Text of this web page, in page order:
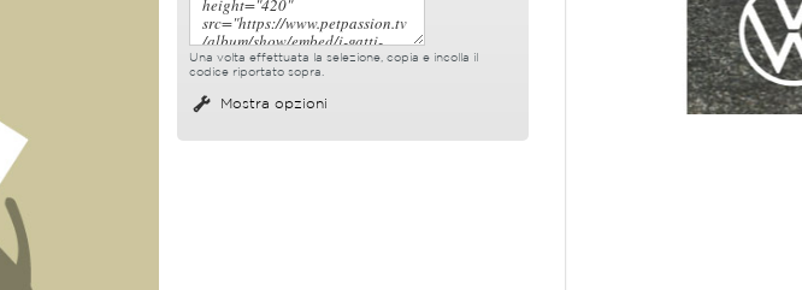
Una volta effettuata la selezione, copia e incolla il
codice riportato sopra.
Mostra opzioni